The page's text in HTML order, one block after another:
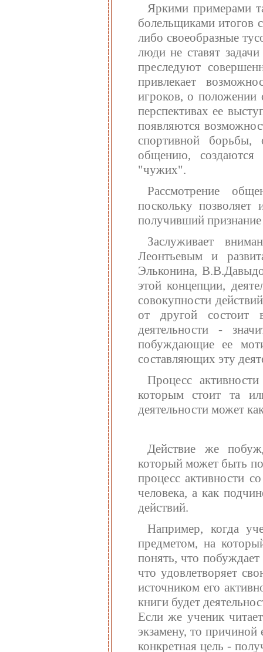
Яркими примерами
болельщиками итогов
либо своеобразные
люди не ставят
преследуют
привлекает
игроков, о положении
перспективах ее
появляются
спортивной борьбы,
общению, создаются
"чужих".
Рассмотрение
поскольку позволяет
получивший признание
Заслуживает
Леонтьевым и
Эльконина,
этой концепции,
совокупности
от другой состоит
деятельности -
побуждающие ее
составляющих эту
Процесс
которым стоит та
деятельности может
Действие же
который может быть
процесс активности
человека, а как
действий.
Например, когда
предметом, на
понять, что
что удовлетворяет
источником его
книги будет
Если же ученик
экзамену, то причиной
конкретная цель -